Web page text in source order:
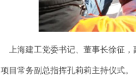
上海建工党委书记、董事长徐征，
项目常务副总指挥孔莉莉主持仪式。